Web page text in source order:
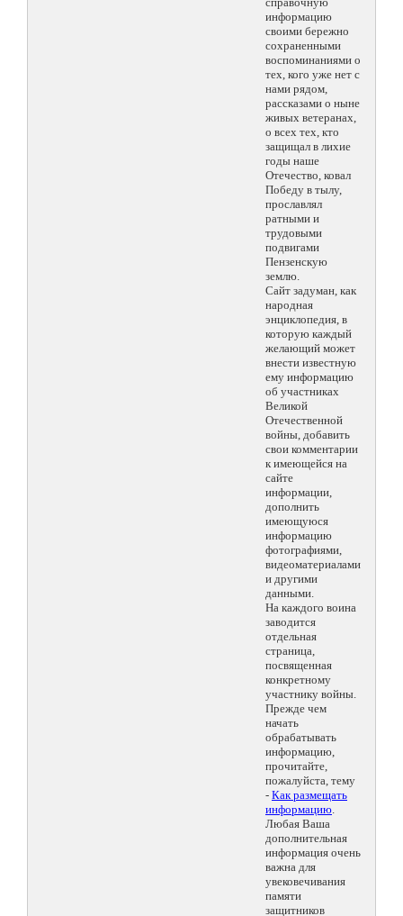
информацию
своими бережно
сохраненными
воспоминаниями о
тех, кого уже нет с
нами рядом,
рассказами о ныне
живых ветеранах,
о всех тех, кто
защищал в лихие
годы наше
Отечество, ковал
Победу в тылу,
прославлял
ратными и
трудовыми
подвигами
Пензенскую
землю.
Сайт задуман, как
народная
энциклопедия, в
которую каждый
желающий может
внести известную
ему информацию
об участниках
Великой
Отечественной
войны, добавить
свои комментарии
к имеющейся на
сайте
информации,
дополнить
имеющуюся
информацию
фотографиями,
видеоматериалами
и другими
данными.
На каждого воина
заводится
отдельная
страница,
посвященная
конкретному
участнику войны.
Прежде чем
начать
обрабатывать
информацию,
прочитайте,
пожалуйста, тему
- Как размещать
информацию.
Любая Ваша
дополнительная
информация очень
важна для
увековечивания
памяти
защитников